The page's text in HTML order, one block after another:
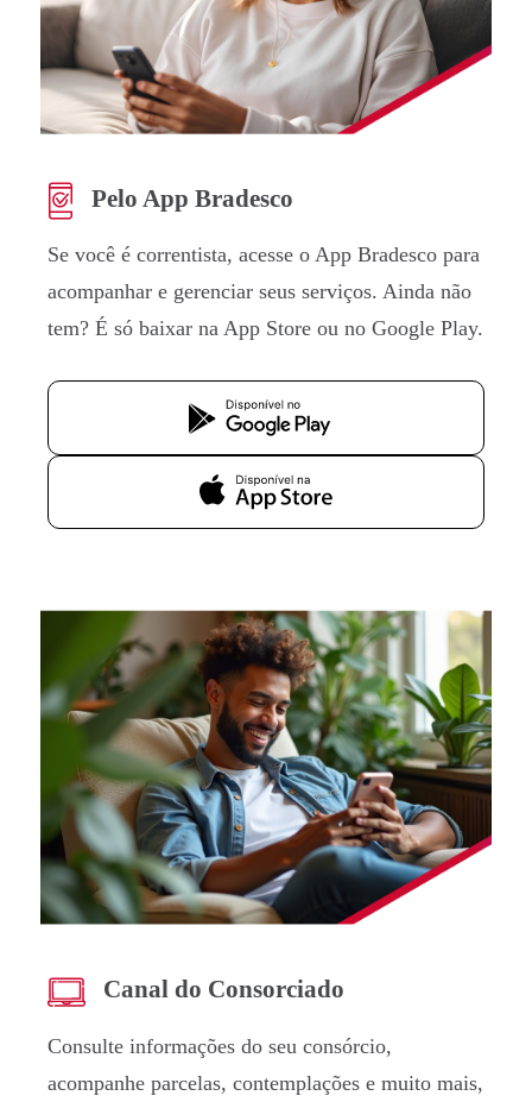
Pelo App Bradesco
Se você é correntista, acesse o App Bradesco para
acompanhar e gerenciar seus serviços. Ainda não
tem? É só baixar na App Store ou no Google Play.
Canal do Consorciado
Consulte informações do seu consórcio,
acompanhe parcelas, contemplações e muito mais,